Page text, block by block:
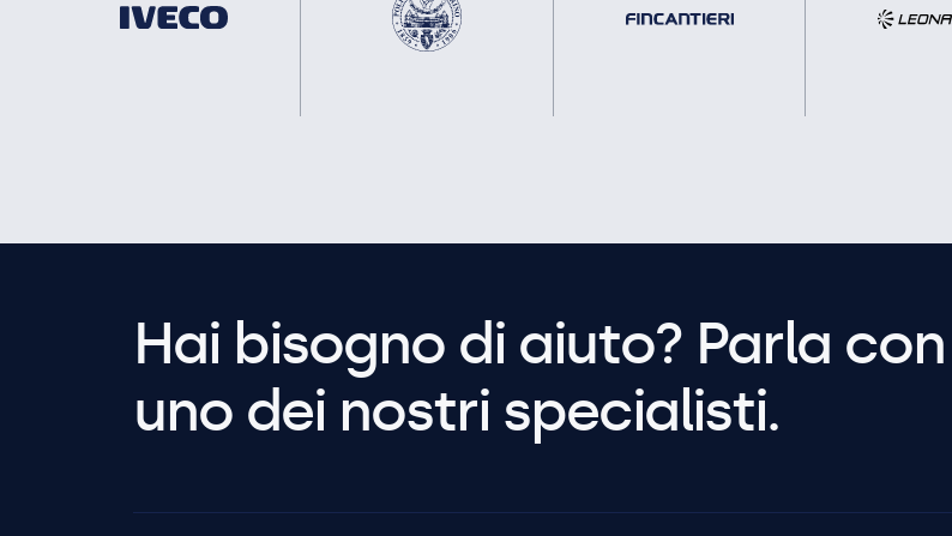
Hai bisogno di aiuto? Parla con
uno dei nostri specialisti.